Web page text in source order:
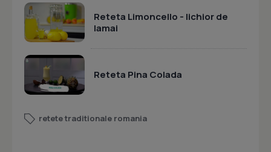
Reteta Limoncello - lichior de
lamai
Reteta Pina Colada
retete traditionale romania